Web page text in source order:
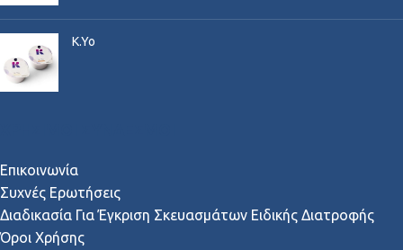
K.Yo
Επικοινωνία
Συχνές Ερωτήσεις
Διαδικασία Για Έγκριση Σκευασμάτων Ειδικής Διατροφής
Όροι Χρήσης